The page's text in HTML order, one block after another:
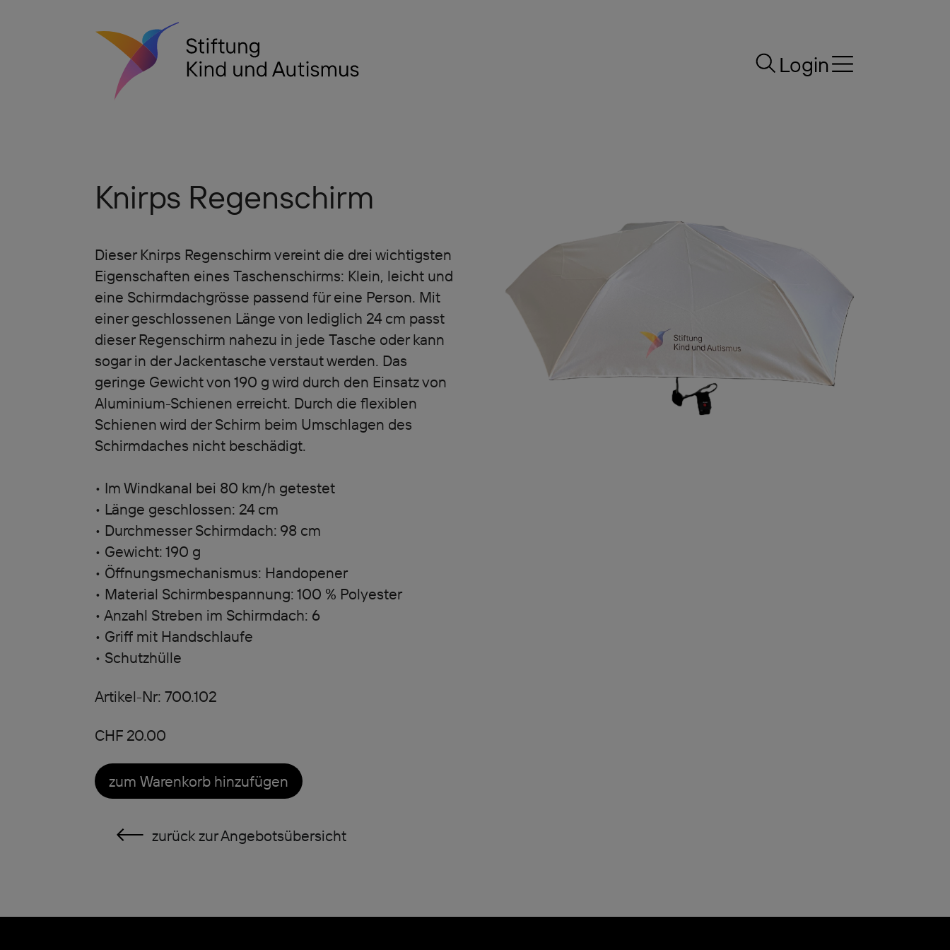
Login
Knirps Regenschirm
Dieser Knirps Regenschirm vereint die drei wichtigsten
Eigenschaften eines Taschenschirms: Klein, leicht und
eine Schirmdachgrösse passend für eine Person. Mit
einer geschlossenen Länge von lediglich 24 cm passt
dieser Regenschirm nahezu in jede Tasche oder kann
sogar in der Jackentasche verstaut werden. Das
geringe Gewicht von 190 g wird durch den Einsatz von
Aluminium-Schienen erreicht. Durch die flexiblen
Schienen wird der Schirm beim Umschlagen des
Schirmdaches nicht beschädigt.
• Im Windkanal bei 80 km/h getestet
• Länge geschlossen: 24 cm
• Durchmesser Schirmdach: 98 cm
• Gewicht: 190 g
• Öffnungsmechanismus: Handopener
• Material Schirmbespannung: 100 % Polyester
• Anzahl Streben im Schirmdach: 6
• Griff mit Handschlaufe
• Schutzhülle
Artikel-Nr: 700.102
CHF 20.00
zum Warenkorb hinzufügen
zurück zur Angebotsübersicht